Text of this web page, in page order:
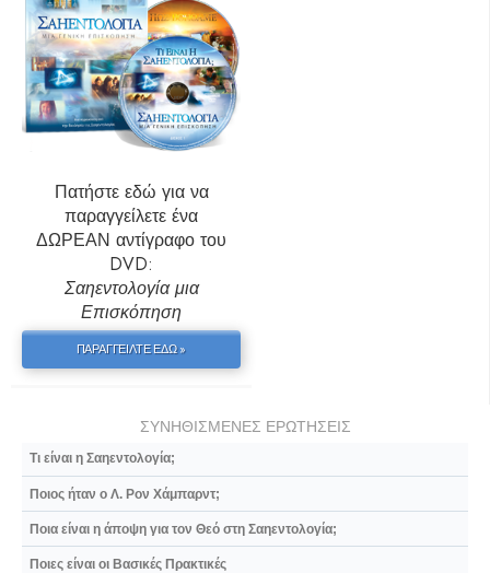
Πατήστε εδώ για να
παραγγείλετε ένα
ΔΩΡΕΑΝ αντίγραφο του
DVD:
Σαηεντολογία μια
Επισκόπηση
ΠΑΡΑΓΓΕΙΛΤΕ ΕΔΩ »
ΣΥΝΗΘΙΣΜΕΝΕΣ ΕΡΩΤΗΣΕΙΣ
Τι είναι η Σαηεντολογία;
Ποιος ήταν ο Λ. Ρον Χάμπαρντ;
Ποια είναι η άποψη για τον Θεό στη Σαηεντολογία;
Ποιες είναι οι Βασικές Πρακτικές